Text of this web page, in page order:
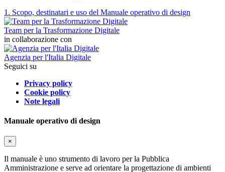
1. Scopo, destinatari e uso del Manuale operativo di design
Team per la Trasformazione Digitale
in collaborazione con
Agenzia per l'Italia Digitale
Seguici su
Privacy policy
Cookie policy
Note legali
Manuale operativo di design
×
Il manuale è uno strumento di lavoro per la Pubblica
Amministrazione e serve ad orientare la progettazione di ambienti